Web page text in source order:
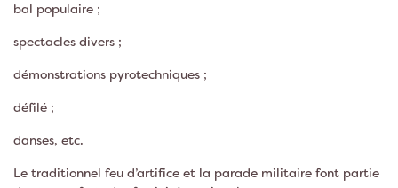
bal populaire ;
spectacles divers ;
démonstrations pyrotechniques ;
défilé ;
danses, etc.
Le traditionnel feu d’artifice et la parade militaire font partie